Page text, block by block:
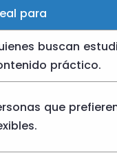
para
buscan
práctico.
que